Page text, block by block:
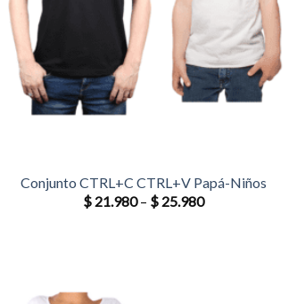
Conjunto CTRL+C CTRL+V Papá-Niños
$21.980– $25.980